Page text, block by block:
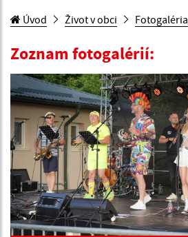
Úvod Život v obci Fotogaléria
Zoznam fotogalérií: